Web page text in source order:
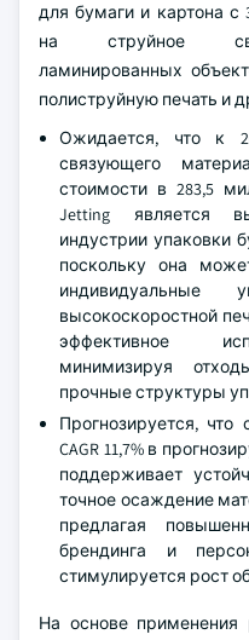
для бумаги и картона с
на струйное
ламинированных
полиструйную печать и
Ожидается, что к
связующего
стоимости в 283,5
Jetting является
индустрии упаковки
поскольку она
индивидуальные
высокоскоростной
эффективное
минимизируя
прочные структуры
Прогнозируется,
CAGR 11,7% в
поддерживает
точное осаждение
предлагая
брендинга и
стимулируется рост
На основе применения